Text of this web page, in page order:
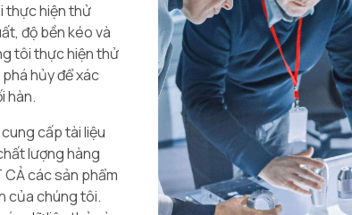
thực hiện thử
độ bền kéo và
tôi thực hiện thử
hủy để xác
hàn.
cấp tài liệu
lượng hàng
các sản phẩm
của chúng tôi.